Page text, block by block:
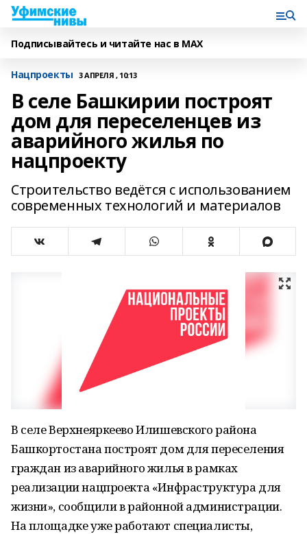
Подписывайтесь и читайте нас в MAX
Нацпроекты 3 АПРЕЛЯ , 10:13
В селе Башкирии построят
дом для переселенцев из
аварийного жилья по
нацпроекту
Строительство ведётся с использованием
современных технологий и материалов
В селе Верхнеяркеево Илишевского района
Башкортостана построят дом для переселения
граждан из аварийного жилья в рамках
реализации нацпроекта «Инфраструктура для
жизни», сообщили в районной администрации.
На площадке уже работают специалисты,